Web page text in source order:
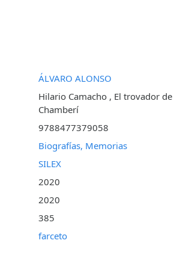
ÁLVARO ALONSO
Hilario Camacho , El trovador de
Chamberí
9788477379058
Biografías, Memorias
SILEX
2020
2020
385
farceto